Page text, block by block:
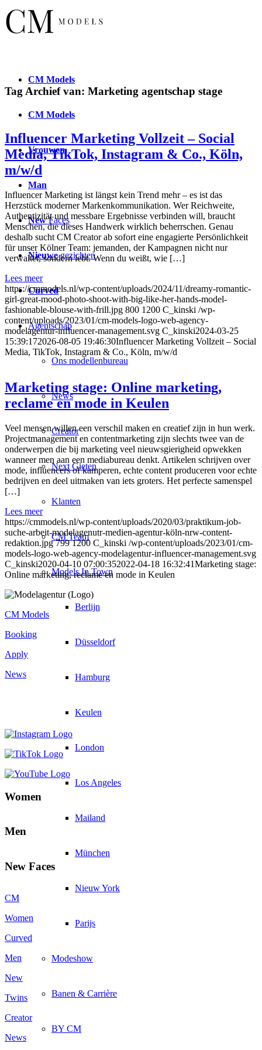
CM Models
CM Models
Vrouwen
Man
NewFaces
Nieuwegezichten
Curved
Agentschap
Ons modellenbureau
News
Creator
Next Gieten
Klanten
CM Team
Models In Town
Berlijn
Düsseldorf
Hamburg
Keulen
London
Los Angeles
Mailand
München
Nieuw York
Parijs
Modeshow
Banen & Carrière
BY CM
Tag Archief van: Marketing agentschap stage
Influencer Marketing Vollzeit – Social
Media, TikTok, Instagram & Co., Köln,
m/w/d
Influencer Marketing ist längst kein Trend mehr – es ist das
Herzstück moderner Markenkommunikation. Wer Reichweite,
Authentizität und messbare Ergebnisse verbinden will, braucht
Menschen, die dieses Handwerk wirklich beherrschen. Genau
deshalb sucht CM Creator ab sofort eine engagierte Persönlichkeit
für unser Kölner Team: jemanden, der Kampagnen nicht nur
verwaltet, sondern lebt. Wenn du weißt, wie […]
Lees meer
https://cmmodels.nl/wp-content/uploads/2024/11/dreamy-romantic-
girl-great-mood-photo-shoot-with-big-like-her-hands-model-
fashionable-blouse-with-frill.jpg 800 1200 C_kinski /wp-
content/uploads/2023/01/cm-models-logo-web-agency-
modelagentur-influencer-management.svg C_kinski2024-03-25
15:39:172026-08-05 19:46:30Influencer Marketing Vollzeit – Social
Media, TikTok, Instagram & Co., Köln, m/w/d
Marketing stage: Online marketing,
reclame en mode in Keulen
Veel mensen willen een verschil maken en creatief zijn in hun werk.
Projectmanagement en contentmarketing zijn slechts twee van de
onderwerpen die bij marketing veel nieuwsgierigheid opwekken
wanneer men aan een mediabureau denkt. Artikelen schrijven over
mode, influencers of kamperen, echte content produceren voor echte
bedrijven en deel uitmaken van iets groters. Het perfecte samenspel
[…]
Lees meer
https://cmmodels.nl/wp-content/uploads/2020/03/praktikum-job-
suche-arbeit-modelagenutr-medien-agentur-köln-nrw-content-
redaktion.jpg 799 1200 C_kinski /wp-content/uploads/2023/01/cm-
models-logo-web-agency-modelagentur-influencer-management.svg
C_kinski2020-04-10 07:00:352022-04-18 16:32:41Marketing stage:
Online marketing, reclame en mode in Keulen
CM Models
Booking
Apply
News
Women
Men
New Faces
CM
Women
Curved
Men
New
Twins
Creator
News